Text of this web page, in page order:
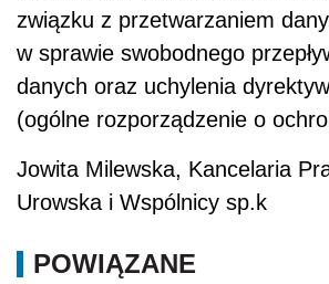
związku z przetwarzaniem
w sprawie swobodnego
danych oraz uchylenia
(ogólne rozporządzenie o
Jowita Milewska, Kancelaria
Urowska i Wspólnicy sp.k
POWIĄZANE